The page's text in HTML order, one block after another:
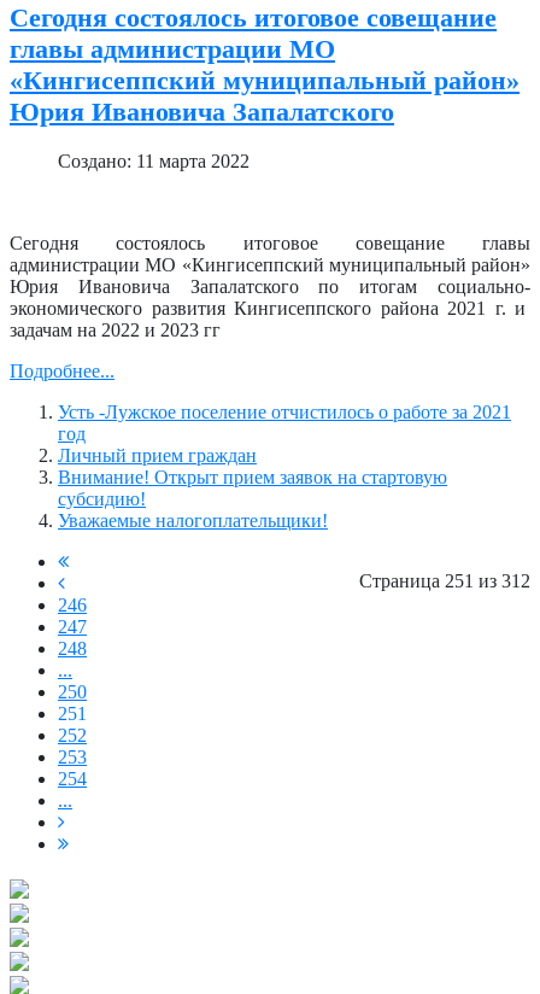
Сегодня состоялось итоговое совещание
главы администрации МО
«Кингисеппский муниципальный район»
Юрия Ивановича Запалатского
Создано: 11 марта 2022
Сегодня состоялось итоговое совещание главы
администрации МО «Кингисеппский муниципальный район»
Юрия Ивановича Запалатского по итогам социально-
экономического развития Кингисеппского района 2021 г. и
задачам на 2022 и 2023 гг
Подробнее...
Усть -Лужское поселение отчистилось о работе за 2021
год
Личный прием граждан
Внимание! Открыт прием заявок на стартовую
субсидию!
Уважаемые налогоплательщики!
Страница 251 из 312
246
247
248
...
250
251
252
253
254
...